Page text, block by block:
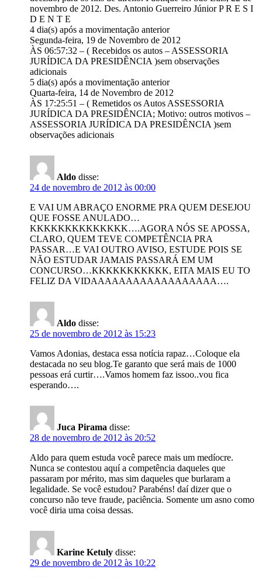
novembro de 2012. Des. Antonio Guerreiro Júnior P R E S I
D E N T E
4 dia(s) após a movimentação anterior
Segunda-feira, 19 de Novembro de 2012
ÀS 06:57:32 – ( Recebidos os autos – ASSESSORIA
JURÍDICA DA PRESIDÊNCIA )sem observações
adicionais
5 dia(s) após a movimentação anterior
Quarta-feira, 14 de Novembro de 2012
ÀS 17:25:51 – ( Remetidos os Autos ASSESSORIA
JURÍDICA DA PRESIDÊNCIA; Motivo: outros motivos –
ASSESSORIA JURÍDICA DA PRESIDÊNCIA )sem
observações adicionais
Aldo disse:
24 de novembro de 2012 às 00:00
E VAI UM ABRAÇO ENORME PRA QUEM DESEJOU
QUE FOSSE ANULADO…
KKKKKKKKKKKKKK….AGORA NÓS SE APOSSA,
CLARO, QUEM TEVE COMPETÊNCIA PRA
PASSAR…E VAI OUTRO AVISO, ESTUDE POIS SE
NÃO ESTUDAR JAMAIS PASSARÁ EM UM
CONCURSO…KKKKKKKKKKK, EITA MAIS EU TO
FELIZ DA VIDAAAAAAAAAAAAAAAAAA….
Aldo disse:
25 de novembro de 2012 às 15:23
Vamos Adonias, destaca essa notícia rapaz…Coloque ela
destacada no seu blog.Te garanto que será mais de 1000
pessoas erá curtir….Vamos homem faz issoo..vou fica
esperando….
Juca Pirama disse:
28 de novembro de 2012 às 20:52
Aldo para quem estuda você parece mais um medíocre.
Nunca se contestou aquí a competência daqueles que
passaram por mérito, mas sim daqueles que burlaram a
legalidade. Se você estudou? Parabéns! daí dizer que o
concurso não teve fraude, paciência. Somente um asno como
você diria uma coisa dessas.
Karine Ketuly disse:
29 de novembro de 2012 às 10:22